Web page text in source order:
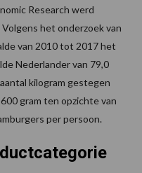
Research werd
het onderzoek van
van 2010 tot 2017 het
Nederlander van 79,0
kilogram gestegen
gram ten opzichte van
per persoon.